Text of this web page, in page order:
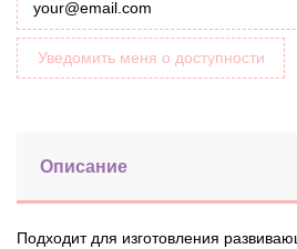
Уведомить меня о доступности
Описание
Подходит для изготовления